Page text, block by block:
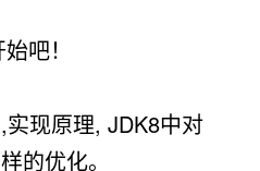
吧！
现原理, JDK8中对
的优化。